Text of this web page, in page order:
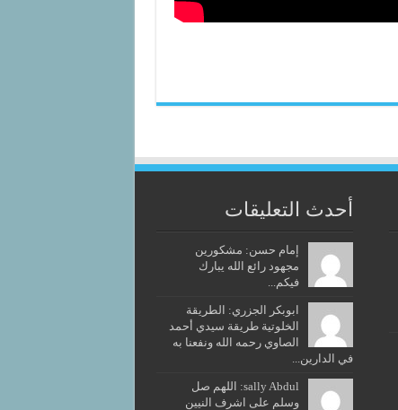
أحدث التعليقات
إمام حسن: مشكورين
مجهود رائع الله يبارك
فيكم...
ابوبكر الجزري: الطريقة
الخلوتية طريقة سيدي أحمد
الصاوي رحمه الله ونفعنا به
في الدارين...
sally Abdul: اللهم صل
وسلم على اشرف النيين